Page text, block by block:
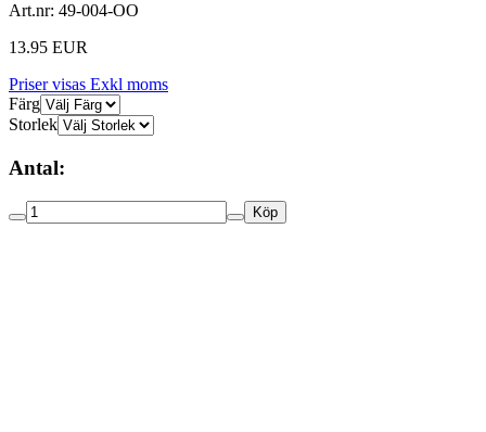
Art.nr: 49-004-OO
13.95 EUR
Priser visas Exkl moms
Färg
Storlek
Antal:
Köp